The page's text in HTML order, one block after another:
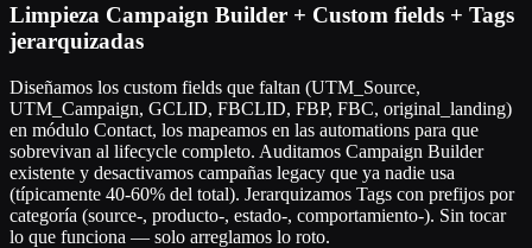
Limpieza Campaign Builder + Custom fields + Tags
jerarquizadas
Diseñamos los custom fields que faltan (UTM_Source,
UTM_Campaign, GCLID, FBCLID, FBP, FBC, original_landing)
en módulo Contact, los mapeamos en las automations para que
sobrevivan al lifecycle completo. Auditamos Campaign Builder
existente y desactivamos campañas legacy que ya nadie usa
(típicamente 40-60% del total). Jerarquizamos Tags con prefijos por
categoría (source-, producto-, estado-, comportamiento-). Sin tocar
lo que funciona — solo arreglamos lo roto.